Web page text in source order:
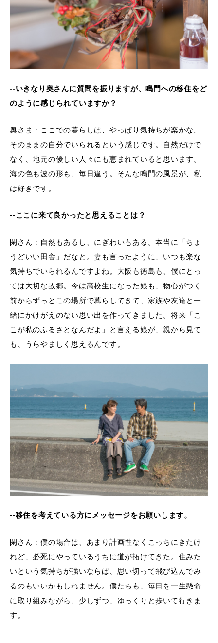
--いきなり奥さんに質問を振りますが、鳴門への移住をど
のように感じられていますか？
奥さま：ここでの暮らしは、やっぱり気持ちが楽かな。
そのままの自分でいられるという感じです。自然だけで
なく、地元の優しい人々にも恵まれていると思います。
海の色も波の形も、毎日違う。そんな鳴門の風景が、私
は好きです。
--ここに来て良かったと思えることは？
閑さん：自然もあるし、にぎわいもある。本当に「ちょ
うどいい田舎」だなと。妻も言ったように、いつも楽な
気持ちでいられるんですよね。大阪も徳島も、僕にとっ
ては大切な故郷。今は高校生になった娘も、物心がつく
前からずっとこの場所で暮らしてきて、家族や友達と一
緒にかけがえのない思い出を作ってきました。将来「こ
こが私のふるさとなんだよ」と言える娘が、親から見て
も、うらやましく思えるんです。
--移住を考えている方にメッセージをお願いします。
閑さん：僕の場合は、あまり計画性なくこっちにきたけ
れど、必死にやっているうちに道が拓けてきた。住みた
いという気持ちが強いならば、思い切って飛び込んでみ
るのもいいかもしれません。僕たちも、毎日を一生懸命
に取り組みながら、少しずつ、ゆっくりと歩いて行きま
す。